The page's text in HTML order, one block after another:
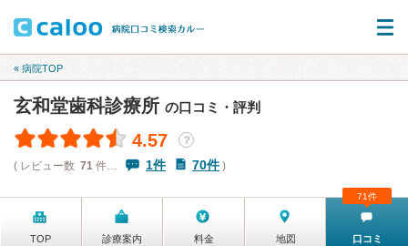
« 病院TOP
玄和堂歯科診療所 の口コミ・評判
4.57
？
( レビュー数 71 件… 1件 70件)
TOP 診療案内 料金 地図 口コミ
71件